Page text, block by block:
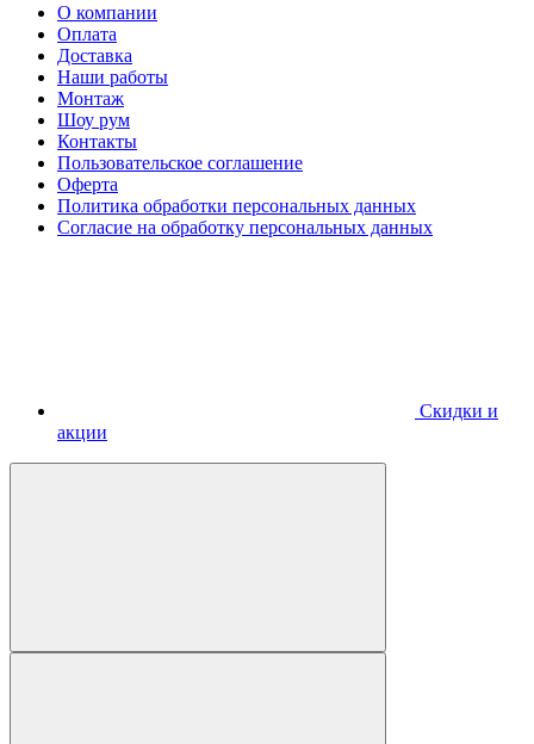
О компании
Оплата
Доставка
Наши работы
Монтаж
Шоу рум
Контакты
Пользовательское соглашение
Оферта
Политика обработки персональных данных
Согласие на обработку персональных данных
Скидки и
акции